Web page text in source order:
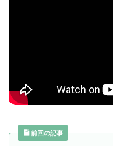
前回の記事